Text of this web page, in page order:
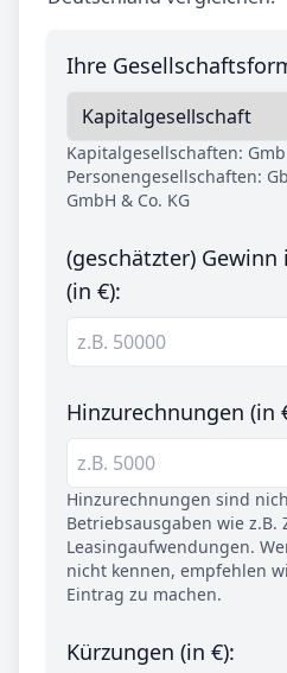
Ihre
Kapitalgesellschaften:
Personengesellschaften:
GmbH & Co. KG
(geschätzter)
(in €):
Hinzurechnungen (in
Hinzurechnungen sind
Betriebsausgaben wie z.B.
Leasingaufwendungen.
nicht kennen, empfehlen
Eintrag zu machen.
Kürzungen (in €):